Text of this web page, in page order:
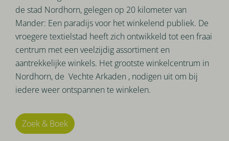
de stad Nordhorn, gelegen op 20 kilometer van
Mander: Een paradijs voor het winkelend publiek. De
vroegere textielstad heeft zich ontwikkeld tot een fraai
centrum met een veelzijdig assortiment en
aantrekkelijke winkels. Het grootste winkelcentrum in
Nordhorn, de Vechte Arkaden , nodigen uit om bij
iedere weer ontspannen te winkelen.
Zoek & Boek